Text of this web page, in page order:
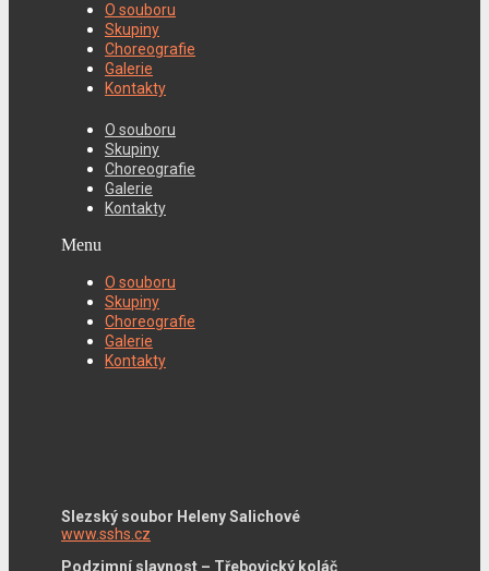
O souboru
Skupiny
Choreografie
Galerie
Kontakty
O souboru
Skupiny
Choreografie
Galerie
Kontakty
Menu
O souboru
Skupiny
Choreografie
Galerie
Kontakty
Slezský soubor Heleny Salichové
www.sshs.cz
Podzimní slavnost – Třebovický koláč